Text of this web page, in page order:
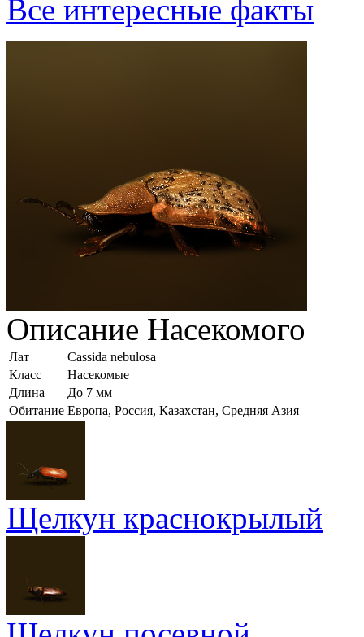
Все интересные факты
Описание Насекомого
Лат
Cassida nebulosa
Класс
Насекомые
Длина
До 7 мм
Обитание Европа, Россия, Казахстан, Средняя Азия
Щелкун краснокрылый